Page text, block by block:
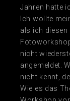
Jahren hatte
Ich wollte
als ich diesen
nicht
angemeldet.
nicht kennt,
Wie es das